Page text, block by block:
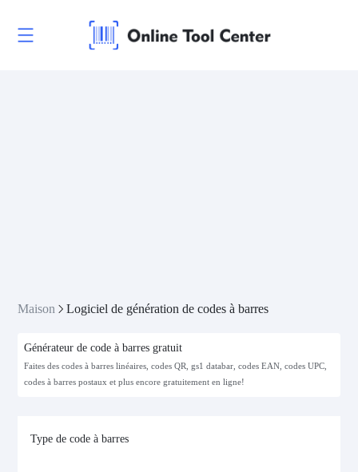
Maison Logiciel de génération de codes à barres
Générateur de code à barres gratuit
Faites des codes à barres linéaires, codes QR, gs1 databar, codes EAN, codes UPC,
codes à barres postaux et plus encore gratuitement en ligne!
Type de code à barres